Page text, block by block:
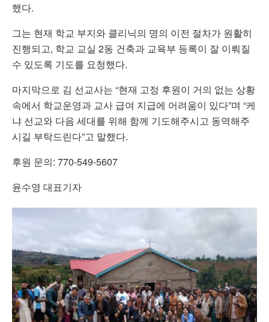
했다.
그는 현재 학교 부지와 클리닉의 명의 이전 절차가 원활히
진행되고, 학교 교실 2동 건축과 교육부 등록이 잘 이뤄질
수 있도록 기도를 요청했다.
마지막으로 김 선교사는 “현재 고정 후원이 거의 없는 상황
속에서 학교운영과 교사 급여 지급에 어려움이 있다”며 “케
냐 선교와 다음 세대를 위해 함께 기도해주시고 동역해주
시길 부탁드린다”고 말했다.
후원 문의: 770-549-5607
윤수영 대표기자